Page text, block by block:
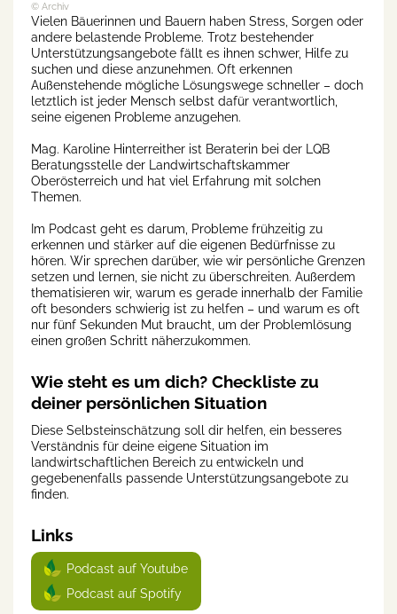
© Archiv
Vielen Bäuerinnen und Bauern haben Stress, Sorgen oder
andere belastende Probleme. Trotz bestehender
Unterstützungsangebote fällt es ihnen schwer, Hilfe zu
suchen und diese anzunehmen. Oft erkennen
Außenstehende mögliche Lösungswege schneller – doch
letztlich ist jeder Mensch selbst dafür verantwortlich,
seine eigenen Probleme anzugehen.
Mag. Karoline Hinterreither ist Beraterin bei der LQB
Beratungsstelle der Landwirtschaftskammer
Oberösterreich und hat viel Erfahrung mit solchen
Themen.
Im Podcast geht es darum, Probleme frühzeitig zu
erkennen und stärker auf die eigenen Bedürfnisse zu
hören. Wir sprechen darüber, wie wir persönliche Grenzen
setzen und lernen, sie nicht zu überschreiten. Außerdem
thematisieren wir, warum es gerade innerhalb der Familie
oft besonders schwierig ist zu helfen – und warum es oft
nur fünf Sekunden Mut braucht, um der Problemlösung
einen großen Schritt näherzukommen.
Wie steht es um dich? Checkliste zu
deiner persönlichen Situation
Diese Selbsteinschätzung soll dir helfen, ein besseres
Verständnis für deine eigene Situation im
landwirtschaftlichen Bereich zu entwickeln und
gegebenenfalls passende Unterstützungsangebote zu
finden.
Links
Podcast auf Youtube
Podcast auf Spotify